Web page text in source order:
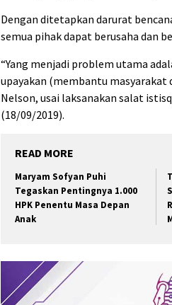
Dengan ditetapkan darurat
semua pihak dapat berusaha dan
“Yang menjadi problem utama
upayakan (membantu masyarakat
Nelson, usai laksanakan salat
(18/09/2019).
READ MORE
Maryam Sofyan Puhi
Tegaskan Pentingnya 1.000
HPK Penentu Masa Depan
Anak